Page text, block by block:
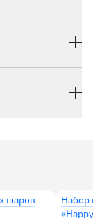
шаров
Набор